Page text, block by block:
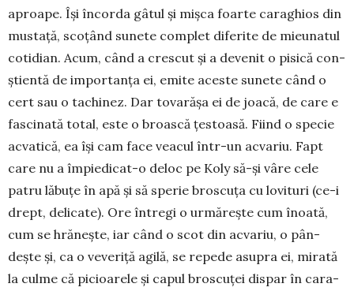
aproa­pe. Își încorda gâtul și mișca foarte cara­ghios din
mustață, sco­țând su­nete complet diferite de mie­unatul
co­ti­dian. Acum, când a crescut și a devenit o pisică con­
ști­entă de impor­tanța ei, emite aceste sunete când o
cert sau o tachinez. Dar tovarășa ei de joacă, de care e
fas­­cinată total, este o broască țestoasă. Fiind o spe­cie
acvatică, ea își cam face veacul într-un acvariu. Fapt
care nu a îm­piedicat-o deloc pe Koly să-și vâre cele
patru lă­buțe în apă și să sperie broscuța cu lovituri (ce-i
drept, delicate). Ore întregi o ur­mă­reș­te cum înoată,
cum se hrănește, iar când o scot din ac­variu, o pân­
dește și, ca o veveriță agilă, se re­pe­de asu­­pra ei, mirată
la cul­me că picioarele și ca­pul bros­­cuței dispar în ca­ra­